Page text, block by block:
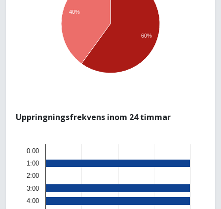
40%
60%
Uppringningsfrekvens inom 24 timmar
0:00
1:00
2:00
3:00
4:00